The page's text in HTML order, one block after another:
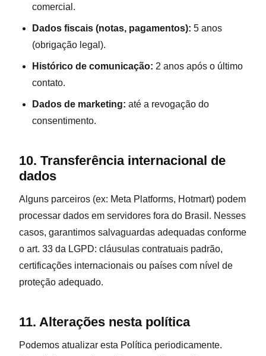
comercial.
Dados fiscais (notas, pagamentos): 5 anos
(obrigação legal).
Histórico de comunicação: 2 anos após o último
contato.
Dados de marketing: até a revogação do
consentimento.
10. Transferência internacional de
dados
Alguns parceiros (ex: Meta Platforms, Hotmart) podem
processar dados em servidores fora do Brasil. Nesses
casos, garantimos salvaguardas adequadas conforme
o art. 33 da LGPD: cláusulas contratuais padrão,
certificações internacionais ou países com nível de
proteção adequado.
11. Alterações nesta política
Podemos atualizar esta Política periodicamente.